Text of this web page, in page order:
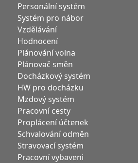
Personální systém
Systém pro nábor
Vzdělávání
Hodnocení
Plánování volna
Plánovač směn
Docházkový systém
HW pro docházku
Mzdový systém
Pracovní cesty
Proplácení účtenek
Schvalování odměn
Stravovací systém
Pracovní vybaveni